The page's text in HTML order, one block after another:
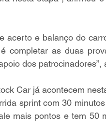
acerto e balanço do
completar as duas
dos patrocinadores”,
Car já acontecem
sprint com 30
mais pontos e tem 50